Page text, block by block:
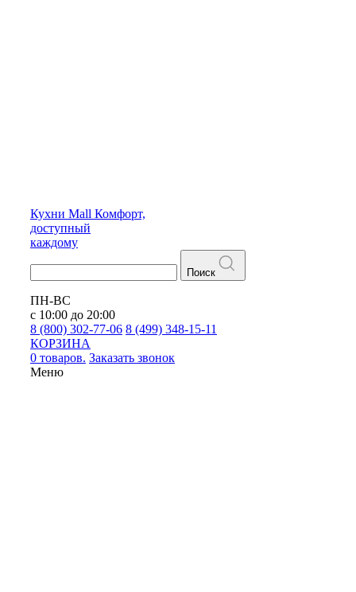
Кухни Mall Комфорт,
доступный
каждому
Поиск
ПН-ВС
с 10:00 до 20:00
8 (800) 302-77-06 8 (499) 348-15-11
КОРЗИНА
0 товаров. Заказать звонок
Меню